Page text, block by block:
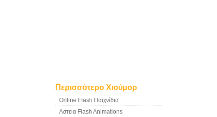
Περισσότερο Χιούμορ
Online Flash Παιχνίδια
Αστεία Flash Animations